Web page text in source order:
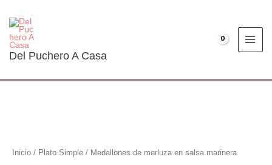
contenido
Del Puchero A Casa
Inicio / Plato Simple / Medallones de merluza en salsa marinera
merluza